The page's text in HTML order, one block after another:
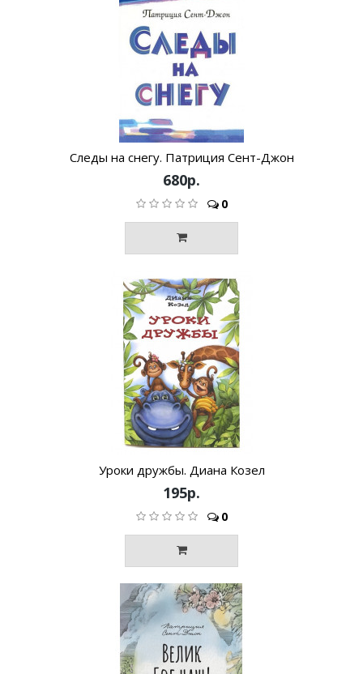
Следы на снегу. Патриция Сент-Джон
680р.
0
Уроки дружбы. Диана Козел
195р.
0